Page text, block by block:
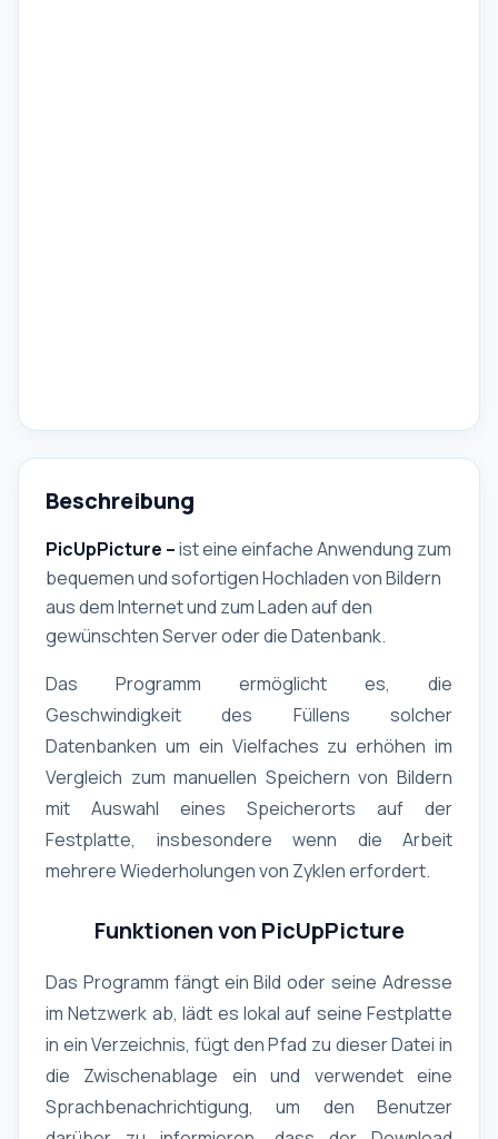
Beschreibung
PicUpPicture –ist eine einfache Anwendung zum
bequemen und sofortigen Hochladen von Bildern
aus dem Internet und zum Laden auf den
gewünschten Server oder die Datenbank.
Das Programm ermöglicht es, die
Geschwindigkeit des Füllens solcher
Datenbanken um ein Vielfaches zu erhöhen im
Vergleich zum manuellen Speichern von Bildern
mit Auswahl eines Speicherorts auf der
Festplatte, insbesondere wenn die Arbeit
mehrere Wiederholungen von Zyklen erfordert.
Funktionen von PicUpPicture
Das Programm fängt ein Bild oder seine Adresse
im Netzwerk ab, lädt es lokal auf seine Festplatte
in ein Verzeichnis, fügt den Pfad zu dieser Datei in
die Zwischenablage ein und verwendet eine
Sprachbenachrichtigung, um den Benutzer